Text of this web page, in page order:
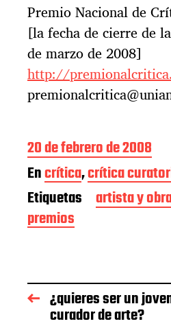
Premio Nacional de
[la fecha de cierre de
de marzo de 2008]
http://
F
e
c
h
a
d
e
n
20 de febrero de 2008
Encrítica,crítica
Etiquetas
artista y
premios
¿quieres ser un
curador de arte?